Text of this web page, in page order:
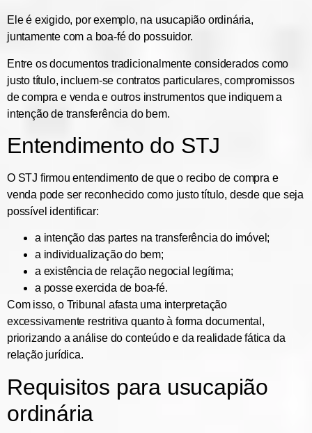
Ele é exigido, por exemplo, na usucapião ordinária,
juntamente com a boa-fé do possuidor.
Entre os documentos tradicionalmente considerados como
justo título, incluem-se contratos particulares, compromissos
de compra e venda e outros instrumentos que indiquem a
intenção de transferência do bem.
Entendimento do STJ
O STJ firmou entendimento de que o recibo de compra e
venda pode ser reconhecido como justo título, desde que seja
possível identificar:
a intenção das partes na transferência do imóvel;
a individualização do bem;
a existência de relação negocial legítima;
a posse exercida de boa-fé.
Com isso, o Tribunal afasta uma interpretação
excessivamente restritiva quanto à forma documental,
priorizando a análise do conteúdo e da realidade fática da
relação jurídica.
Requisitos para usucapião
ordinária